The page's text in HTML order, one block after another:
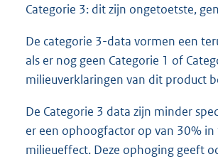
Categorie 3: dit zijn ongetoetste,
De categorie 3-data vormen een
als er nog geen Categorie 1 of
milieuverklaringen van dit product
De Categorie 3 data zijn minder
er een ophoogfactor op van 30% in
milieueffect. Deze ophoging geeft